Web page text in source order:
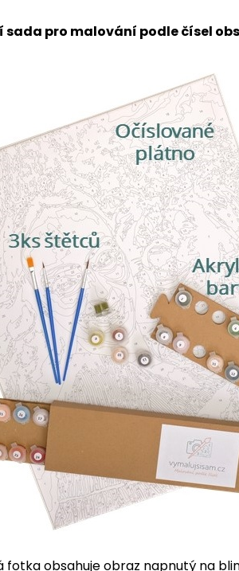
sada pro malování podle čísel
fotka obsahuje obraz napnutý na